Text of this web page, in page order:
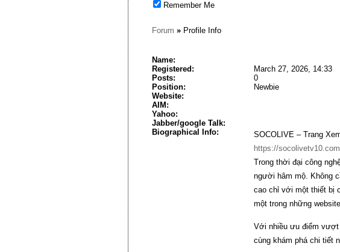
Remember Me
Forum »Profile Info
Name:
Registered:
March 27, 2026, 14:33
Posts:
0
Position:
Newbie
Website:
AIM:
Yahoo:
Jabber/google Talk:
Biographical Info:
SOCOLIVE – Trang
https://
Trong thời đại công
người hâm mộ. Không
cao chỉ với một thiết bị
một trong những
Với nhiều ưu điểm vượt
cùng khám phá chi tiết